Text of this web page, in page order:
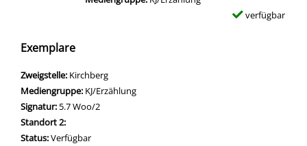
verfügbar
Exemplare
Zweigstelle: Kirchberg
Mediengruppe: KJ/Erzählung
Signatur: 5.7 Woo/2
Standort 2:
Status:Verfügbar